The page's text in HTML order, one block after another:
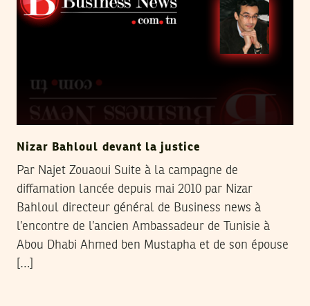
Nizar Bahloul devant la justice
Par Najet Zouaoui Suite à la campagne de
diffamation lancée depuis mai 2010 par Nizar
Bahloul directeur général de Business news à
l’encontre de l’ancien Ambassadeur de Tunisie à
Abou Dhabi Ahmed ben Mustapha et de son épouse
[…]